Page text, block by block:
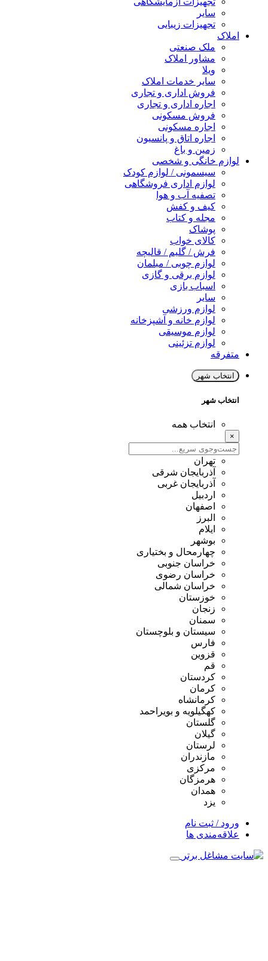
سایر
تجهیزات زیبایی
املاک
ملک صنعتی
مشاور املاک
ویلا
سایر خدمات املاک
فروش اداری و تجاری
اجاره اداری و تجاری
فروش مسکونی
اجاره مسکونی
اجاره اتاق و پانسیون
زمین و باغ
لوازم خانگی و شخصی
سیسمونی / لوازم کودک
لوازم اداری فروشگاهی
تصفیه آب و هوا
کیف و کفش
مجله و کتاب
پوشاک
کالای خواب
فرش / گلیم / قالیچه
لوازم چوبی / مبلمان
لوازم برقی و گازی
اسباب بازی
سایر
لوازم ورزشی
لوازم خانه و آشپزخانه
لوازم موسیقی
لوازم تزئینی
متفرقه
انتخاب شهر
انتخاب شهر
انتخاب همه
×
تهران
آذربایجان شرقی
آذربایجان غربی
اردبیل
اصفهان
البرز
ایلام
بوشهر
چهارمحال و بختیاری
خراسان جنوبی
خراسان رضوی
خراسان شمالی
خوزستان
زنجان
سمنان
سیستان و بلوچستان
فارس
قزوین
قم
کردستان
کرمان
کرمانشاه
کهگیلویه و بویراحمد
گلستان
گیلان
لرستان
مازندران
مرکزی
هرمزگان
همدان
یزد
ورود / ثبت نام
علاقه‌مندی ها